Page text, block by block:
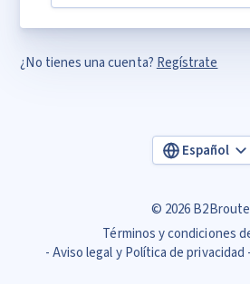
¿No tienes una cuenta? Regístrate
Español
© 2026
Términos y condiciones
Aviso legal y Política de privacidad